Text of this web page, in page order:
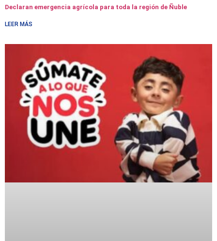
Declaran emergencia agrícola para toda la región de Ñuble
LEER MÁS